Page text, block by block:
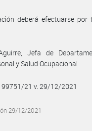
deberá efectuarse
Jefa de
y Salud Ocupacional.
21 v. 29/12/2021
29/12/2021